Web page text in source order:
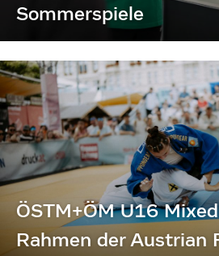
Sommerspiele
ÖSTM+ÖM U16
Rahmen der Austrian